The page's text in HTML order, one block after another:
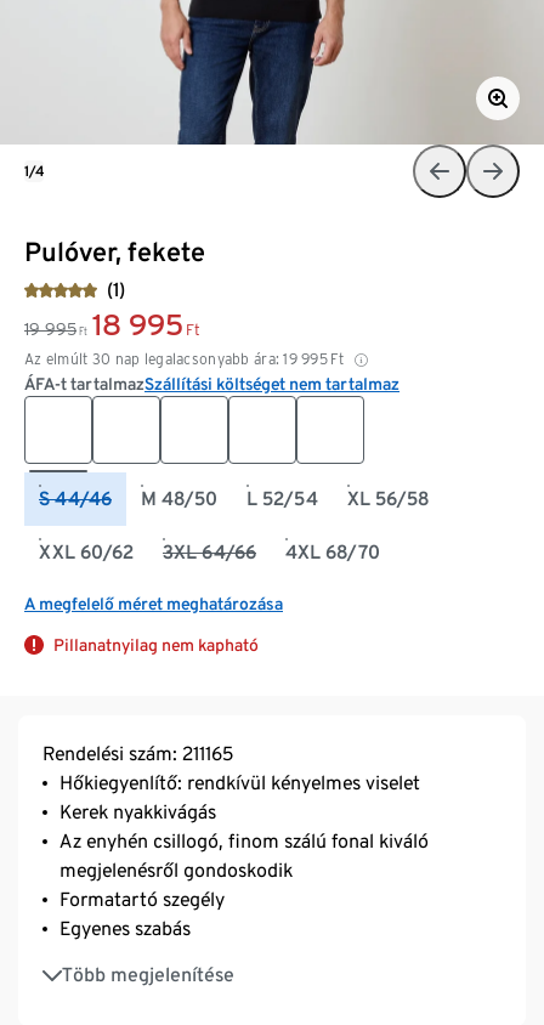
Pulóver, fekete
(1)
19 995 Ft 18 995 Ft
Az elmúlt 30 nap legalacsonyabb ára: 19 995 Ft
ÁFA-t tartalmazSzállítási költséget nem tartalmaz
S 44/46 M 48/50 L 52/54 XL 56/58
XXL 60/62 3XL 64/66 4XL 68/70
A megfelelő méret meghatározása
Pillanatnyilag nem kapható
1/4
Rendelési szám: 211165
Hőkiegyenlítő: rendkívül kényelmes viselet
Kerek nyakkivágás
Az enyhén csillogó, finom szálú fonal kiváló
megjelenésről gondoskodik
Formatartó szegély
Egyenes szabás
Több megjelenítése
Mosógépben tisztítható
Tiszta gyapjúból